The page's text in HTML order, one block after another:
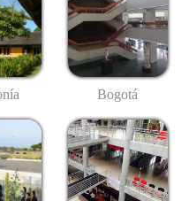
Bogotá